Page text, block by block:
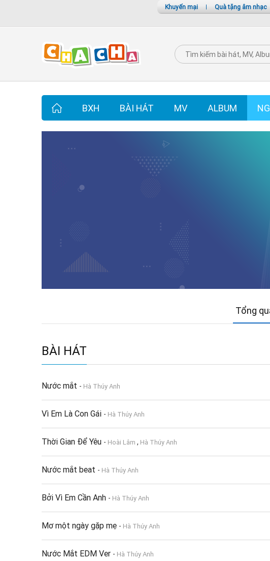
Khuyến mại | Quà tặng âm nhạc
BXH BÀI HÁT MV ALBUM
Tổng
BÀI HÁT
Nước mắt - Hà Thúy Anh
Vì Em Là Con Gái - Hà Thúy Anh
Thời Gian Để Yêu - Hoài Lâm , Hà Thúy Anh
Nước mắt beat - Hà Thúy Anh
Bởi Vì Em Cần Anh - Hà Thúy Anh
Mơ một ngày gặp mẹ - Hà Thúy Anh
Nước Mắt EDM Ver - Hà Thúy Anh